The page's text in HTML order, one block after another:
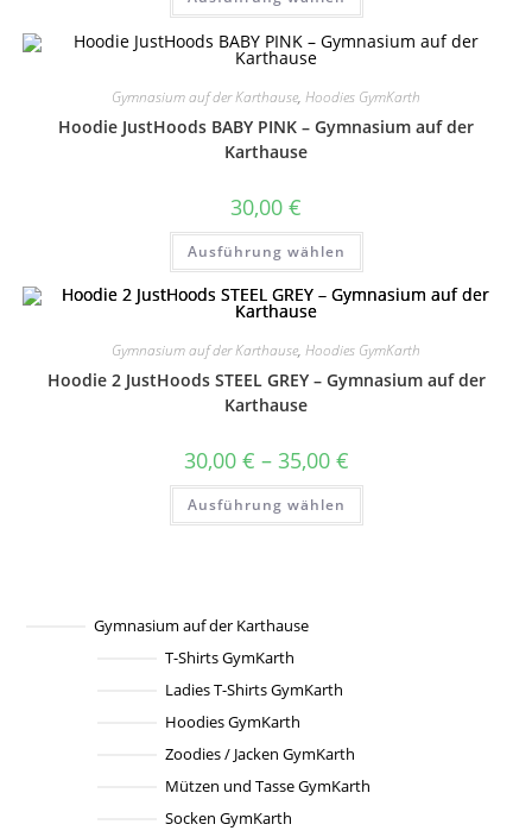
weist
mehrere
Varianten
Optionen
können
auf
Gymnasium auf der Karthause, Hoodies GymKarth
Hoodie JustHoods BABY PINK – Gymnasium auf der
Karthause
30,00 €
Ausführung wählen
Dieses
weist
mehrere
Varianten
Optionen
können
auf
Gymnasium auf der Karthause, Hoodies GymKarth
Hoodie 2 JustHoods STEEL GREY – Gymnasium auf der
Karthause
30,00 € – 35,00 €Preisspanne:
30,00 €
bis
Ausführung wählen
Dieses
weist
Gymnasium auf der Karthause
T-Shirts GymKarth
Ladies T-Shirts GymKarth
Hoodies GymKarth
Zoodies / Jacken GymKarth
Mützen und Tasse GymKarth
Socken GymKarth